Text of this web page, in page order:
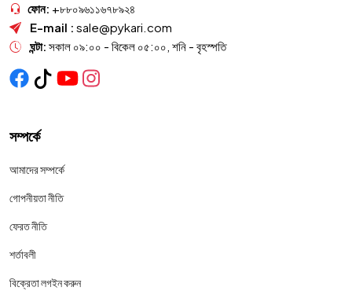
ফোন: +৮৮০৯৬১১৬৭৮৯২৪
E-mail : sale@pykari.com
ঘন্টা: সকাল ০৯:০০ - বিকেল ০৫:০০, শনি - বৃহস্পতি
সম্পর্কে
আমাদের সম্পর্কে
গোপনীয়তা নীতি
ফেরত নীতি
শর্তাবলী
বিক্রেতা লগইন করুন